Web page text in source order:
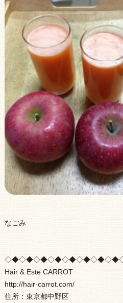
なごみ
Hair & Este CARROT
http://hair-carrot.com/
住所：東京都中野区